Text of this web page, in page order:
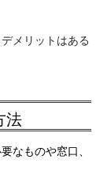
メリットはある
法
なものや窓口、